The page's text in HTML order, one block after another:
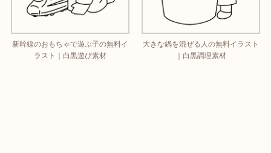
新幹線のおもちゃで遊ぶ子の無料イ
ラスト｜白黒遊び素材
大きな鍋を混ぜる人の無料イラスト
｜白黒調理素材